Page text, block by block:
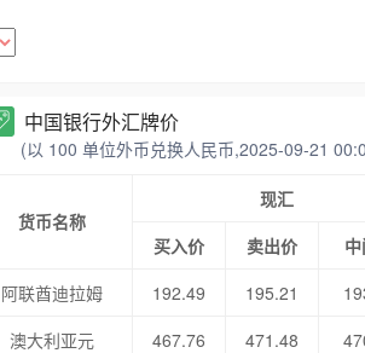
中国银行外汇牌价
(以 100 单位外币兑换人民币,2025-09-21
货币名称
现汇
买入价
卖出价
阿联酋迪拉姆
192.49 195.21
澳大利亚元
467.76 471.48